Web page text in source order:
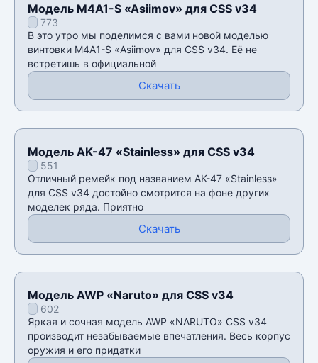
Модель M4A1-S «Asiimov» для CSS v34
773
В это утро мы поделимся с вами новой моделью
винтовки M4A1-S «Asiimov» для CSS v34. Её не
встретишь в официальной
Скачать
Модель AK-47 «Stainless» для CSS v34
551
Отличный ремейк под названием AK-47 «Stainless»
для CSS v34 достойно смотрится на фоне других
моделек ряда. Приятно
Скачать
Модель AWP «Naruto» для CSS v34
602
Яркая и сочная модель AWP «NARUTO» CSS v34
производит незабываемые впечатления. Весь корпус
оружия и его придатки